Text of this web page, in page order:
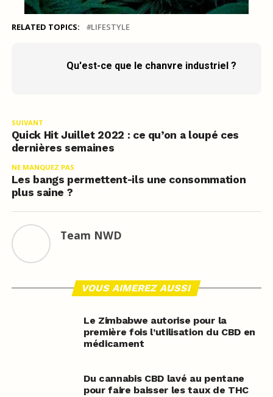
RELATED TOPICS: LIFESTYLE
Qu'est-ce que le chanvre industriel ?
SUIVANT
Quick Hit Juillet 2022 : ce qu’on a loupé ces
dernières semaines
NE MANQUEZ PAS
Les bangs permettent-ils une consommation
plus saine ?
Team NWD
VOUS AIMEREZ AUSSI
Le Zimbabwe autorise pour la
première fois l’utilisation du CBD en
médicament
Du cannabis CBD lavé au pentane
pour faire baisser les taux de THC